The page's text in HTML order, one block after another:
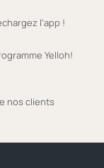
l'app !
Yelloh!
nos clients